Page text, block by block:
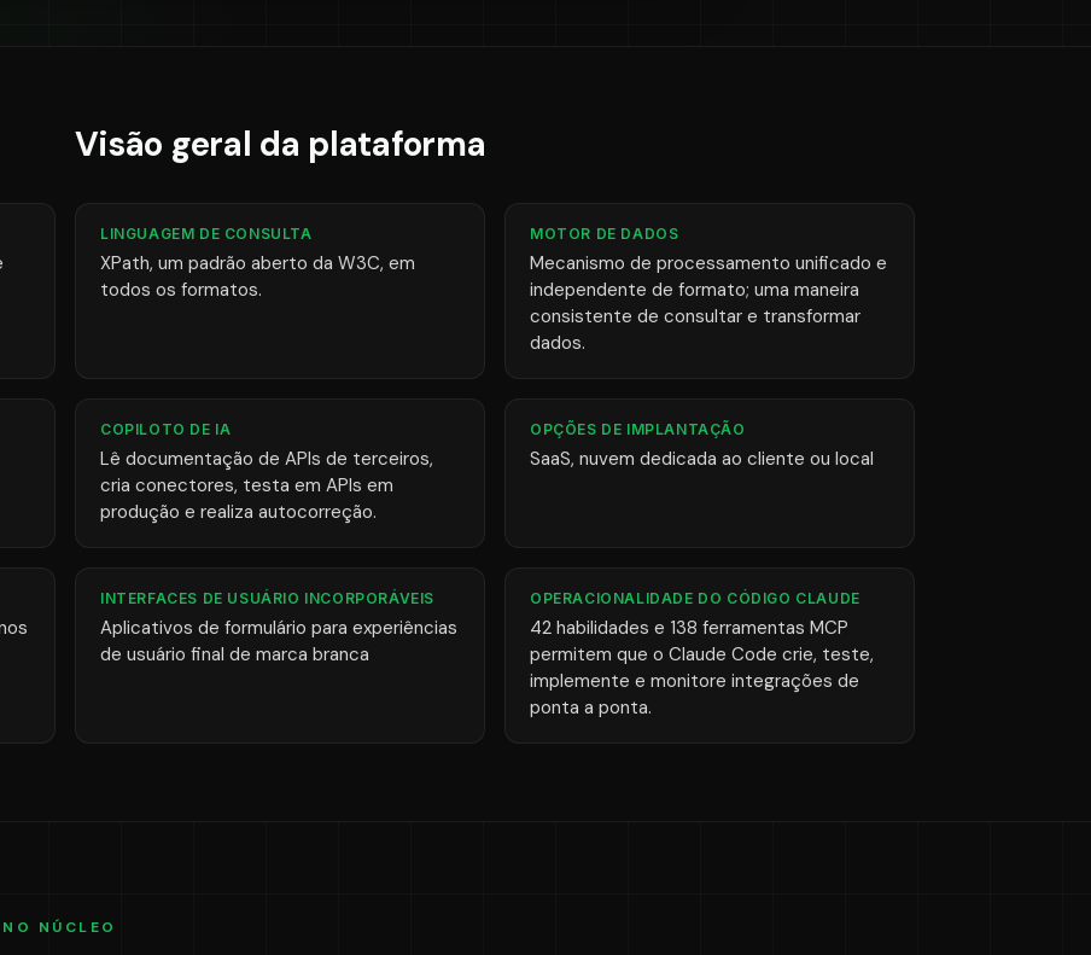
Visão geral da plataforma
LINGUAGEM DE CONSULTA
XPath, um padrão aberto da W3C, em
todos os formatos.
MOTOR DE DADOS
Mecanismo de processamento unificado e
independente de formato; uma maneira
consistente de consultar e transformar
dados.
COPILOTO DE IA
Lê documentação de APIs de terceiros,
cria conectores, testa em APIs em
produção e realiza autocorreção.
OPÇÕES DE IMPLANTAÇÃO
SaaS, nuvem dedicada ao cliente ou local
INTERFACES DE USUÁRIO INCORPORÁVEIS
Aplicativos de formulário para experiências
de usuário final de marca branca
OPERACIONALIDADE DO CÓDIGO CLAUDE
42 habilidades e 138 ferramentas MCP
permitem que o Claude Code crie, teste,
implemente e monitore integrações de
ponta a ponta.
NÚCLEO